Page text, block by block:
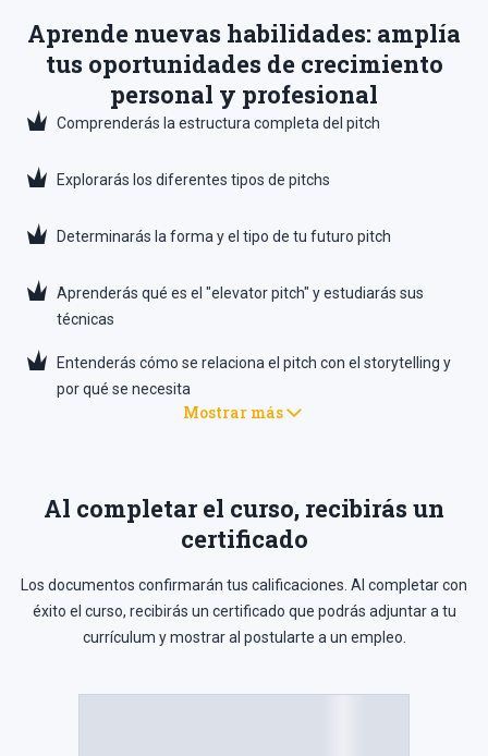
Aprende nuevas habilidades: amplía
tus oportunidades de crecimiento
personal y profesional
Comprenderás la estructura completa del pitch
Explorarás los diferentes tipos de pitchs
Determinarás la forma y el tipo de tu futuro pitch
Aprenderás qué es el "elevator pitch" y estudiarás sus
técnicas
Entenderás cómo se relaciona el pitch con el storytelling y
por qué se necesita
Mostrar más
Al completar el curso, recibirás un
certificado
Los documentos confirmarán tus calificaciones. Al completar con
éxito el curso, recibirás un certificado que podrás adjuntar a tu
currículum y mostrar al postularte a un empleo.